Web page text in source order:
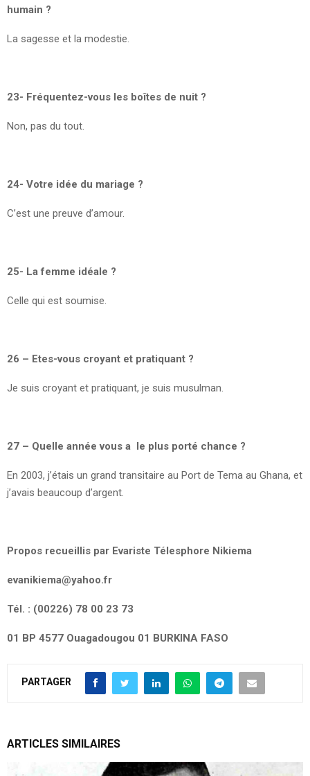
humain ?
La sagesse et la modestie.
23- Fréquentez-vous les boîtes de nuit ?
Non, pas du tout.
24- Votre idée du mariage ?
C’est une preuve d’amour.
25- La femme idéale ?
Celle qui est soumise.
26 – Etes-vous croyant et pratiquant ?
Je suis croyant et pratiquant, je suis musulman.
27 – Quelle année vous a le plus porté chance ?
En 2003, j’étais un grand transitaire au Port de Tema au Ghana, et
j’avais beaucoup d’argent.
Propos recueillis par Evariste Télesphore Nikiema
evanikiema@yahoo.fr
Tél. : (00226) 78 00 23 73
01 BP 4577 Ouagadougou 01 BURKINA FASO
PARTAGER
ARTICLES SIMILAIRES